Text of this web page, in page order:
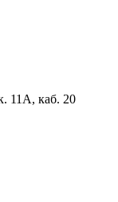
11А, каб. 20